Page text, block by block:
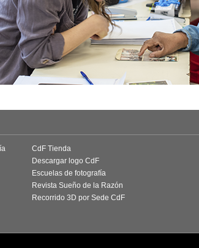
CdF Tienda
Descargar logo CdF
Escuelas de fotografía
Revista Sueño de la Razón
Recorrido 3D por Sede CdF